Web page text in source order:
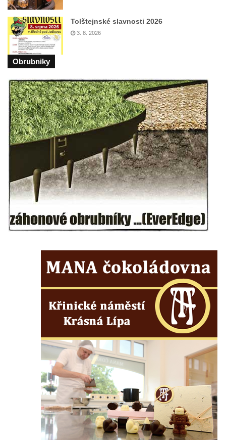
Budějovicích
Sochy brouků u Mlýnské stoky v Českých
Budějovicích
Socha svatého Vincence Ferrerského na
nádvoří kláštera dominikánů v Českých
Socha svatého Zachariáše na nádvoří
kláštera dominikánů v Českých
Budějovicích
Socha svatého Josefa na nádvoří kláštera
dominikánů v Českých Budějovicích
Socha svaté Anny na nádvoří kláštera
dominikánů v Českých Budějovicích
Socha svatého Dominika na nádvoří
kláštera dominikánů v Českých
Budějovicích
Sousoší Kalvárie před klášterem
Socha svatého Václava u pramene v
Semilech
Pamětní deska Tomáše Garrigue Masaryka
na radnici v Českých Budějovicích
Českých Budějovicích
Pamětní deska Josefa Hloucha na
biskupské rezidenci v Českých
Budějovicích
Socha žáby u rybníčku na Náměstí v
Kamenném Újezdě
Pamětní kámen družebních obcí Kamenný
Tolštejnské slavnosti 2026
3. 8. 2026
Obrubniky